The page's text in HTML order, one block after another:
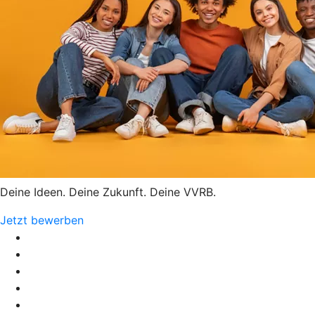
Deine Ideen. Deine Zukunft. Deine VVRB.
Jetzt bewerben